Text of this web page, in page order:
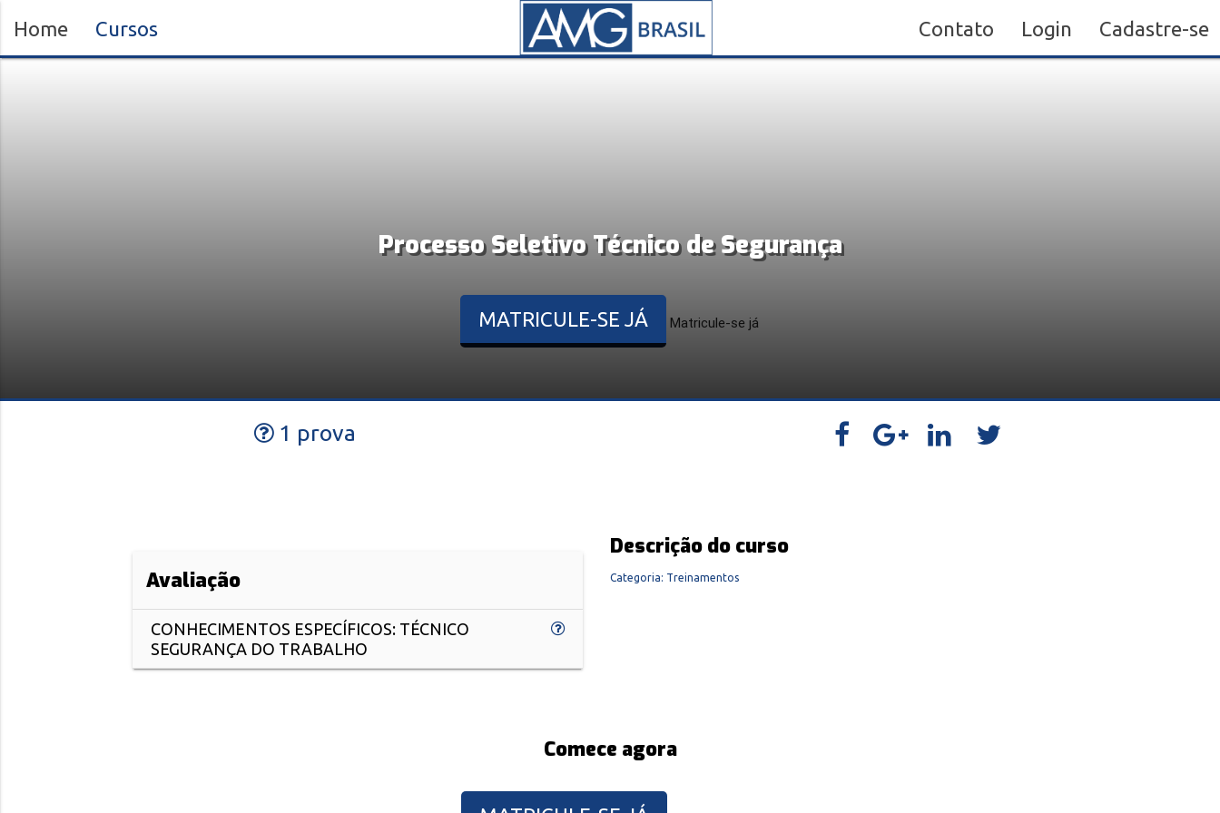
Home Cursos Contato Login Cadastre-se
Processo Seletivo Técnico de Segurança
MATRICULE-SE JÁ Matricule-se já
1 prova
Avaliação
CONHECIMENTOS ESPECÍFICOS: TÉCNICO
SEGURANÇA DO TRABALHO
Descrição do curso
Categoria: Treinamentos
Comece agora